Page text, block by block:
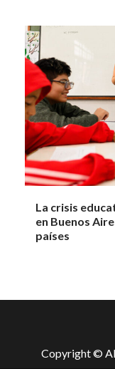
La crisis
en Buenos
países
Copyright ©